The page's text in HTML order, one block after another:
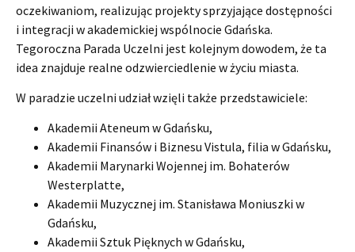
oczekiwaniom, realizując projekty sprzyjające dostępności
i integracji w akademickiej wspólnocie Gdańska.
Tegoroczna Parada Uczelni jest kolejnym dowodem, że ta
idea znajduje realne odzwierciedlenie w życiu miasta.
W paradzie uczelni udział wzięli także przedstawiciele:
Akademii Ateneum w Gdańsku,
Akademii Finansów i Biznesu Vistula, filia w Gdańsku,
Akademii Marynarki Wojennej im. Bohaterów
Westerplatte,
Akademii Muzycznej im. Stanisława Moniuszki w
Gdańsku,
Akademii Sztuk Pięknych w Gdańsku,